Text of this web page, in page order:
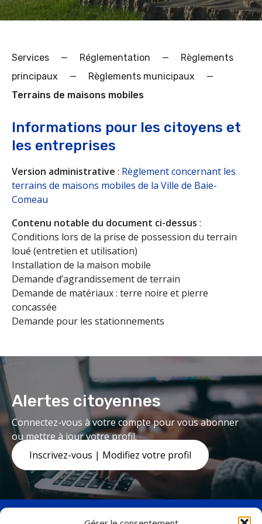
Services — Réglementation —
Règlements
principaux
— Règlements municipaux
—
Terrains de maisons mobiles
Informations pour les citoyens et
les entreprises
Version administrative : Règlement concernant les
terrains de maisons mobiles de la Ville de Baie-
Comeau
Contenu notable du document ci-dessus :
Conditions lors de la prise de possession du terrain
loué (entretien et utilisation)
Installation de la maison mobile
Demande d’agrandissement de terrain
Demande de matériaux : terre noire et pierre
concassée
Demande pour les stationnements
Alertes citoyennes
Connectez-vous à votre compte pour vous abonner
ou mettre à jour votre profil.
Inscrivez-vous | Modifiez votre profil